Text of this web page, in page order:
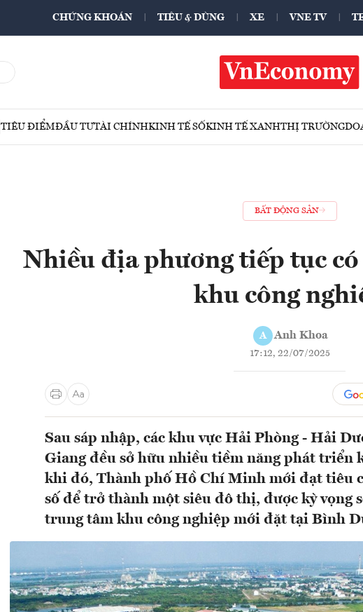
CHỨNG KHOÁN TIÊU & DÙNG XE VNE TV
TIÊU ĐIỂMĐẦU TƯTÀI CHÍNHKINH TẾ SỐKINH TẾ XANHTHỊ TRƯỜNG
BẤT ĐỘNG SẢN
Nhiều địa phương tiếp tục
khu công
A Anh Khoa
17:12, 22/07/2025
Sau sáp nhập, các khu vực Hải Phòng - Hải
Giang đều sở hữu nhiều tiềm năng phát triển
khi đó, Thành phố Hồ Chí Minh mới đạt tiêu
số để trở thành một siêu đô thị, được kỳ vọng
trung tâm khu công nghiệp mới đặt tại Bình